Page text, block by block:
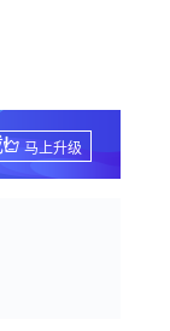
马上升级